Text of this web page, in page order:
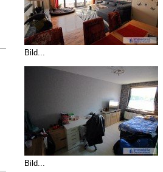
Bild...
Bild...